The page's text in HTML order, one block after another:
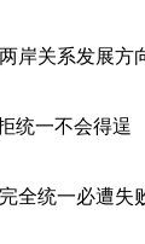
关系发展方
统一不会得逞
全统一必遭失